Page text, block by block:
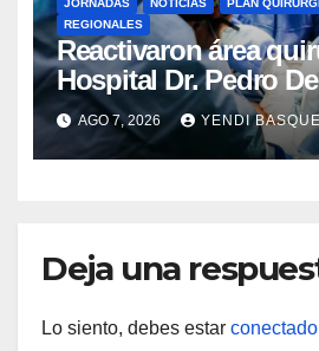
JORNADAS NOTICIAS
PLAN
REGIONALES
Reactivaron área
Hospital Dr. Pedro
Guárico
AGO 7, 2026 YENDI
Deja una
Lo siento, debes estar conectado